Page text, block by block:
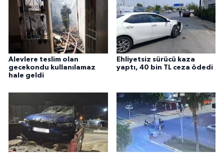
Alevlere teslim olan
gecekondu kullanılamaz
hale geldi
Ehliyetsiz sürücü kaza
yaptı, 40 bin TL ceza ödedi